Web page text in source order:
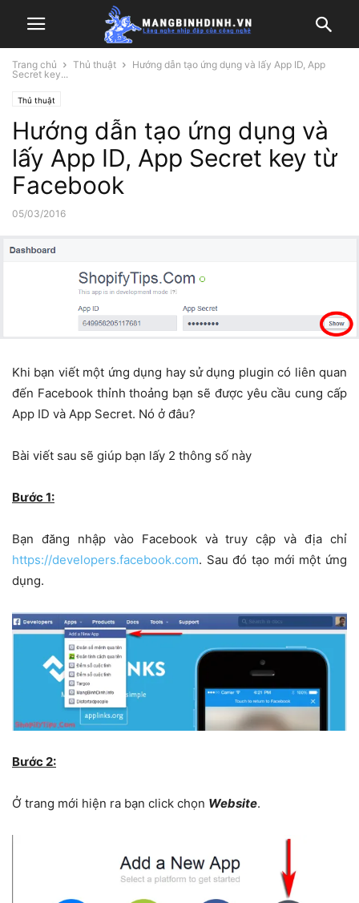
Trang chủ Thủ thuật
Hướng dẫn tạo ứng dụng và lấy App ID, App
Secret key...
Thủ thuật
Hướng dẫn tạo ứng dụng và
lấy App ID, App Secret key từ
Facebook
05/03/2016
Khi bạn viết một ứng dụng hay sử dụng plugin có liên quan
đến Facebook thỉnh thoảng bạn sẽ được yêu cầu cung cấp
App ID và App Secret. Nó ở đâu?
Bài viết sau sẽ giúp bạn lấy 2 thông số này
Bước 1:
Bạn đăng nhập vào Facebook và truy cập và địa chỉ
https://developers.facebook.com. Sau đó tạo mới một ứng
dụng.
Bước 2:
Ở trang mới hiện ra bạn click chọn Website.